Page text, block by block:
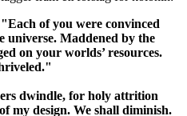
"Each of you were convinced
universe. Maddened by the
on your worlds’ resources.
dwindle, for holy attrition
my design. We shall diminish.